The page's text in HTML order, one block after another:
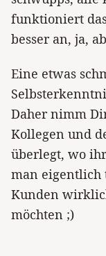
funktioniert
besser an, ja,
Eine etwas
Daher nimm
Kollegen und
überlegt, wo
man eigentlich
Kunden
möchten ;)